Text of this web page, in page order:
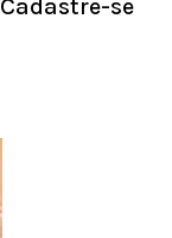
Cadastre-se